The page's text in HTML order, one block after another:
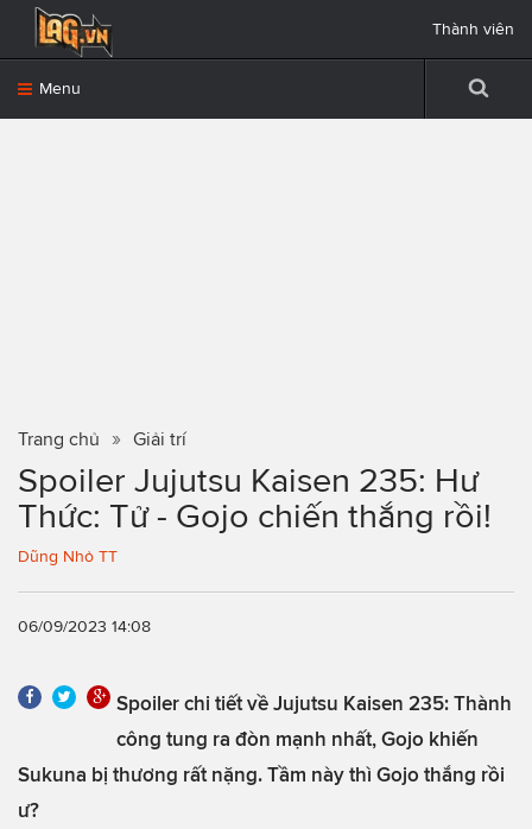
Menu
Thành viên
Trang chủ Giải trí
Spoiler Jujutsu Kaisen 235: Hư
Thức: Tử - Gojo chiến thắng rồi!
Dũng Nhỏ TT
06/09/2023 14:08
Spoiler chi tiết về Jujutsu Kaisen 235: Thành
công tung ra đòn mạnh nhất, Gojo khiến
Sukuna bị thương rất nặng. Tầm này thì Gojo thắng rồi
ư?